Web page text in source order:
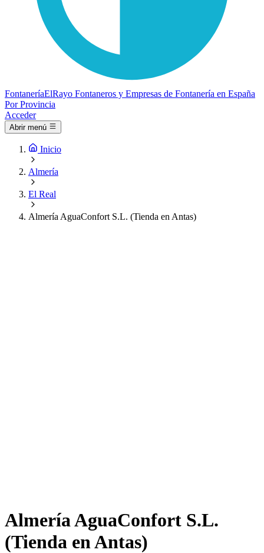
FontaneríaElRayo Fontaneros y Empresas de Fontanería en España
Por Provincia
Acceder
Abrir menú
Inicio
Almería
El Real
Almería AguaConfort S.L. (Tienda en Antas)
Almería AguaConfort S.L.
(Tienda en Antas)